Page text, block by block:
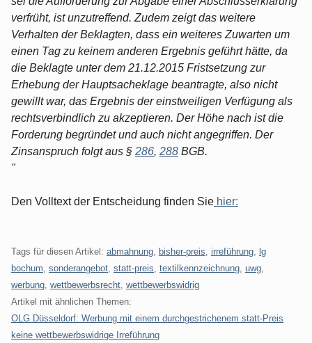
verfrüht, ist unzutreffend. Zudem zeigt das weitere
Verhalten der Beklagten, dass ein weiteres Zuwarten um
einen Tag zu keinem anderen Ergebnis geführt hätte, da
die Beklagte unter dem 21.12.2015 Fristsetzung zur
Erhebung der Hauptsacheklage beantragte, also nicht
gewillt war, das Ergebnis der einstweiligen Verfügung als
rechtsverbindlich zu akzeptieren. Der Höhe nach ist die
Forderung begründet und auch nicht angegriffen. Der
Zinsanspruch folgt aus § 286, 288 BGB.
"
Den Volltext der Entscheidung finden Sie hier:
Tags für diesen Artikel: abmahnung bisher-preis irreführung
lg
bochum sonderangebot statt-preis textilkennzeichnung uwg
werbung wettbewerbsrecht wettbewerbswidrig
Artikel mit ähnlichen Themen:
OLG Düsseldorf: Werbung mit einem durchgestrichenem statt-Preis
keine wettbewerbswidrige Irreführung